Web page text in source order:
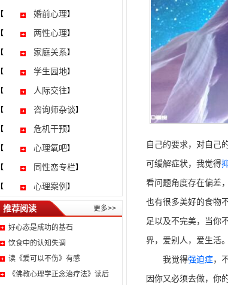
【 婚前心理】
【 两性心理】
【 家庭关系】
【 学生园地】
【 人际交往】
【 咨询师杂谈】
【 危机干预】
【 心理氧吧】
【 同性恋专栏】
【 心理案例 】
更多>>
推荐阅读
好心态是成功的基石
饮食中的认知失调
读《爱可以不伤》有感
《佛教心理学正念治疗法》读后
自己的要求，对自己
可缓解症状，我觉得
看问题角度存在偏差
也有很多美好的食物
足以及不完美，当你
界，爱别人，爱生活。
我觉得强迫症，
因你又必须去做，你